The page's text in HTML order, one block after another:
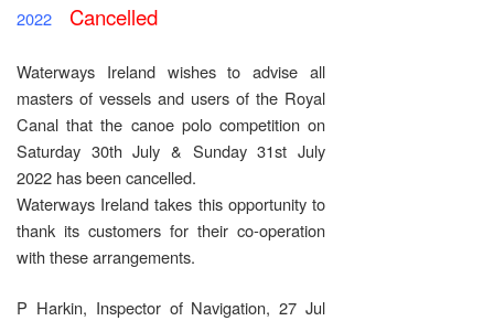
2022 Cancelled
Waterways Ireland wishes to advise all
masters of vessels and users of the Royal
Canal that the canoe polo competition on
Saturday 30th July & Sunday 31st July
2022 has been cancelled.
Waterways Ireland takes this opportunity to
thank its customers for their co-operation
with these arrangements.
P Harkin, Inspector of Navigation, 27 Jul